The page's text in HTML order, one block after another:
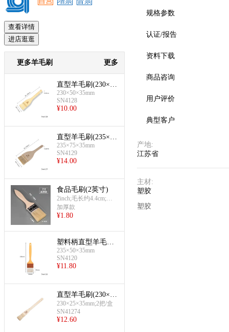
查看详情
进店逛逛
更多羊毛刷 更多
直型羊毛刷(230×50
×35mm)
230×50×35mm
SN4128
¥10.00
直型羊毛刷(235×75
×35mm)
235×75×35mm
SN4129
¥14.00
食品毛刷(2英寸)
2inch;毛长约4.4cm;毛
宽4.5cm;毛厚1.3cm;手
柄长11.5cm;总长约19c
加厚款
¥1.80
塑料柄直型羊毛刷
(235×50×35mm)
235×50×35mm
SN4120
¥11.80
直型羊毛刷(230×25
×35mm)
230×25×35mm;2把/盒
SN41274
¥12.60
规格参数
认证/报告
资料下载
商品咨询
用户评价
典型客户
产地:
江苏省
主材:
塑胶
塑胶